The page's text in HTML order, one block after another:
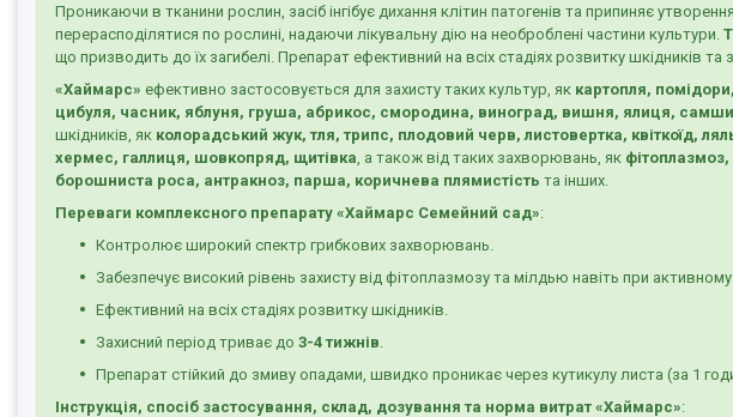
Проникаючи в тканини рослин, засіб інгібує дихання клітин патогенів та припиняє
перерасподілятися по рослині, надаючи лікувальну дію на необроблені частини культури.
що призводить до їх загибелі. Препарат ефективний на всіх стадіях розвитку шкідників та
«Хаймарс» ефективно застосовується для захисту таких культур, як картопля,
цибуля, часник, яблуня, груша, абрикос, смородина, виноград, вишня, ялиця, самшит,
шкідників, як колорадський жук, тля, трипс, плодовий черв, листовертка, квіткоїд,
хермес, галлиця, шовкопряд, щитівка , а також від таких захворювань, як
борошниста роса, антракноз, парша, коричнева плямистість та інших.
Переваги комплексного препарату «Хаймарс Семейний сад»:
Контролює широкий спектр грибкових захворювань.
Забезпечує високий рівень захисту від фітоплазмозу та мілдью навіть при
Ефективний на всіх стадіях розвитку шкідників.
Захисний період триває до 3-4 тижнів
Препарат стійкий до змиву опадами, швидко проникає через кутикулу листа (за 1
Інструкція, спосіб застосування, склад, дозування та норма витрат «Хаймарс»: